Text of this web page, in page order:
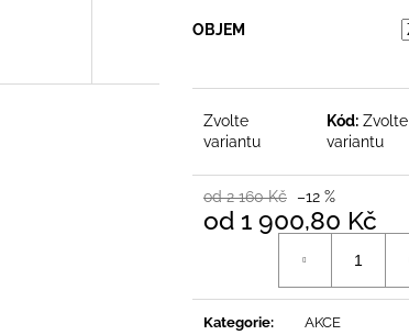
OBJEM
Zvolte
variantu
Kód: Zvolte
variantu
od 2 160 Kč –12 %
od 1 900,80 Kč
Kategorie:
AKCE